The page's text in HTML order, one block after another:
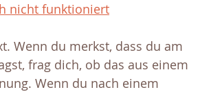
nicht funktioniert
Wenn du merkst, dass du am
frag dich, ob das aus einem
Wenn du nach einem